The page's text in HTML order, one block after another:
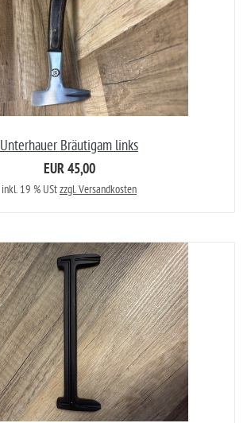
Unterhauer Bräutigam links
EUR 45,00
inkl. 19 % UStzzgl. Versandkosten